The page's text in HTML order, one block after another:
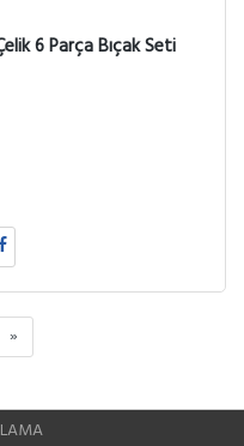
6 Parça Bıçak Seti
»